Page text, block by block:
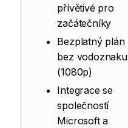
přívětivé pro
začátečníky
Bezplatný plán
bez vodoznaku
(1080p)
Integrace se
společností
Microsoft a